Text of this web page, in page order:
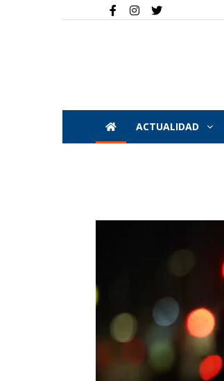
ACTUALIDAD